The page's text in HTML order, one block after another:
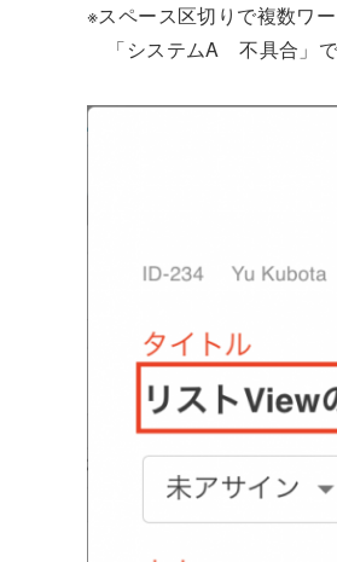
※スペース区切りで複数ワ
「システムA 不具合」で